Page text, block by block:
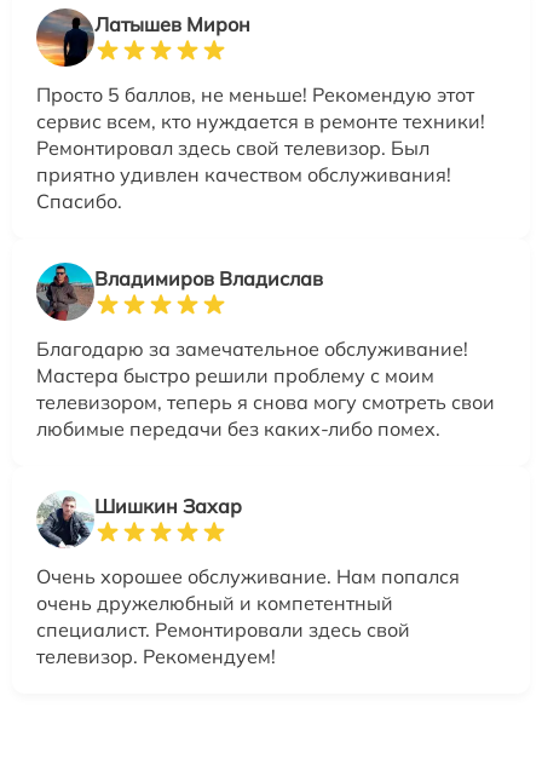
Латышев Мирон
Просто 5 баллов, не меньше! Рекомендую этот
сервис всем, кто нуждается в ремонте техники!
Ремонтировал здесь свой телевизор. Был
приятно удивлен качеством обслуживания!
Спасибо.
Владимиров Владислав
Благодарю за замечательное обслуживание!
Мастера быстро решили проблему с моим
телевизором, теперь я снова могу смотреть свои
любимые передачи без каких-либо помех.
Шишкин Захар
Очень хорошее обслуживание. Нам попался
очень дружелюбный и компетентный
специалист. Ремонтировали здесь свой
телевизор. Рекомендуем!